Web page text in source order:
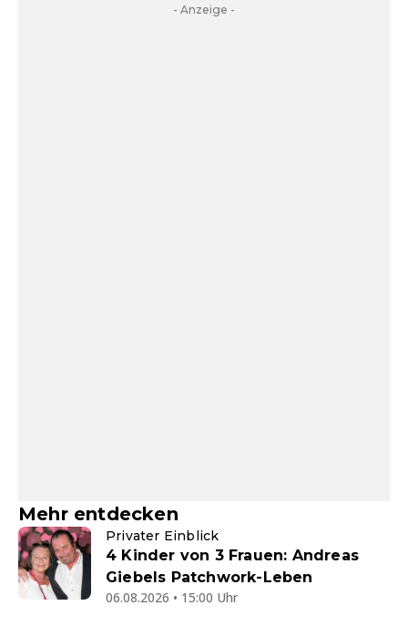
- Anzeige -
Mehr entdecken
Privater Einblick
4 Kinder von 3 Frauen: Andreas
Giebels Patchwork-Leben
06.08.2026 • 15:00 Uhr